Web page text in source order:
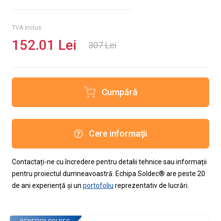
TVA inclus
152.01 Lei 307 Lei
Cumpără
Cere informaţii
Contactați-ne cu încredere pentru detalii tehnice sau informații
pentru proiectul dumneavoastră. Echipa Soldec® are peste 20
de ani experiență și un portofoliu reprezentativ de lucrări.